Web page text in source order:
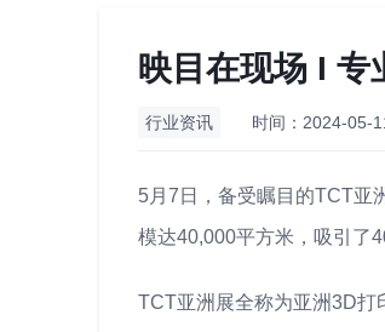
映目在现场 I
行业资讯 时间：2024-05-
5月7日，备受瞩目的TCT亚
模达40,000平方米，吸引了
TCT亚洲展全称为亚洲3D打